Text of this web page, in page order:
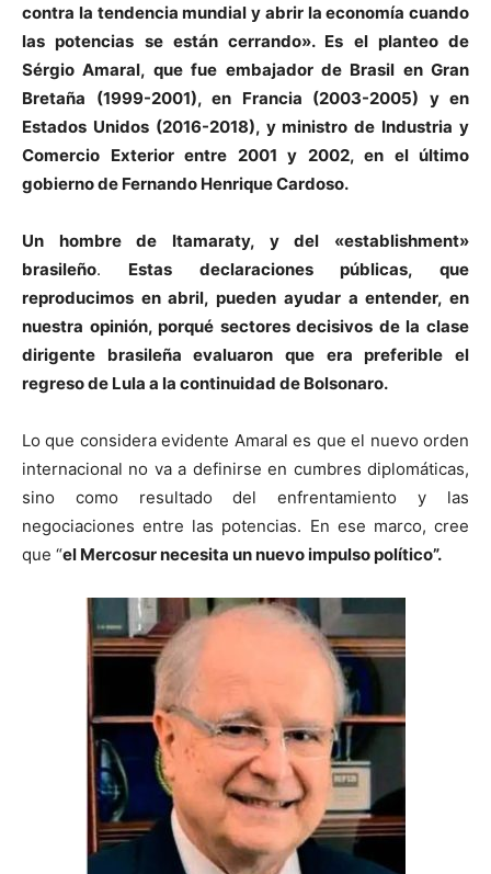
contra la tendencia mundial y abrir la economía cuando
las potencias se están cerrando». Es el planteo de
Sérgio Amaral, que fue embajador de Brasil en Gran
Bretaña (1999-2001), en Francia (2003-2005) y en
Estados Unidos (2016-2018), y ministro de Industria y
Comercio Exterior entre 2001 y 2002, en el último
gobierno de Fernando Henrique Cardoso.
Un hombre de Itamaraty, y del «establishment»
brasileño. Estas declaraciones públicas, que
reproducimos en abril, pueden ayudar a entender, en
nuestra opinión, porqué sectores decisivos de la clase
dirigente brasileña evaluaron que era preferible el
regreso de Lula a la continuidad de Bolsonaro.
Lo que considera evidente Amaral es que el nuevo orden
internacional no va a definirse en cumbres diplomáticas,
sino como resultado del enfrentamiento y las
negociaciones entre las potencias. En ese marco, cree
que “el Mercosur necesita un nuevo impulso político”.